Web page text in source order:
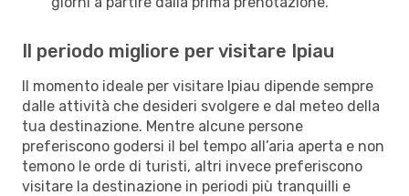
Il periodo migliore per visitare Ipiau
Il momento ideale per visitare Ipiau dipende sempre
dalle attività che desideri svolgere e dal meteo della
tua destinazione. Mentre alcune persone
preferiscono godersi il bel tempo all’aria aperta e non
temono le orde di turisti, altri invece preferiscono
visitare la destinazione in periodi più tranquilli e